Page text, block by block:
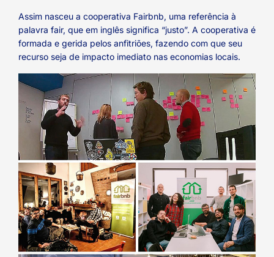
Assim nasceu a cooperativa Fairbnb, uma referência à
palavra fair, que em inglês significa “justo”. A cooperativa é
formada e gerida pelos anfitriões, fazendo com que seu
recurso seja de impacto imediato nas economias locais.